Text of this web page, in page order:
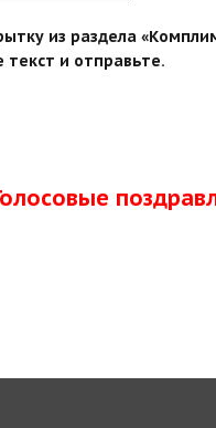
из раздела
текст и отправьте.